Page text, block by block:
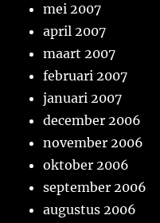
mei 2007
april 2007
maart 2007
februari 2007
januari 2007
december 2006
november 2006
oktober 2006
september 2006
augustus 2006